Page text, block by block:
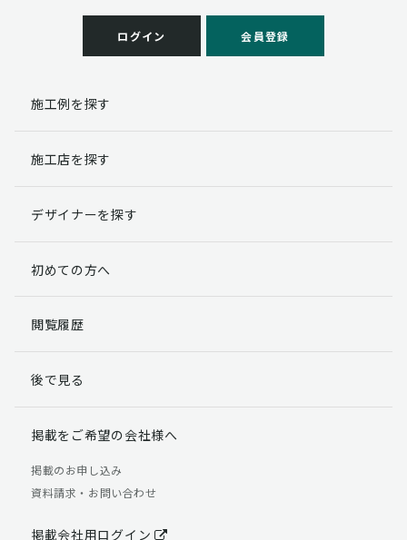
客様には、貴殿の個人情報の利用目的の通知、開示、訂
理・機密保持などによりお客様の個人情報の漏洩防止に
個人情報提出の任意性
す。
らかじめご了承ください。
個人情報の開示請求について
る権利があります。
「個人情報の取り扱いについて」
【お問合せ先】 個人情報問合せ窓口
TEL：03-5411-7891（平日9:00 ～ 18:00）
ログイン 会員登録
施工例を探す
施工店を探す
デザイナーを探す
初めての方へ
閲覧履歴
後で見る
掲載をご希望の会社様へ
掲載のお申し込み
資料請求・お問い合わせ
掲載会社用ログイン